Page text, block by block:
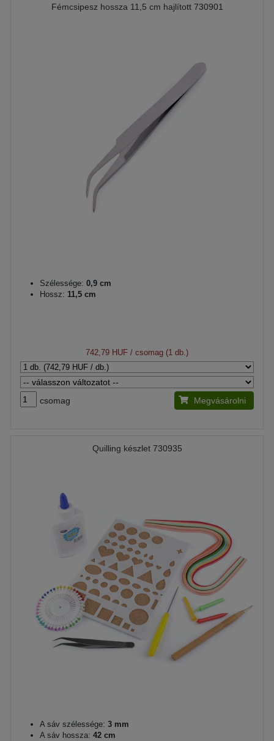
Fémcsipesz hossza 11,5 cm hajlított 730901
Szélessége: 0,9 cm
Hossz: 11,5 cm
742,79 HUF / csomag (1 db.)
csomag Megvásárolni
Quilling készlet 730935
A sáv szélessége: 3 mm
A sáv hossza: 42 cm